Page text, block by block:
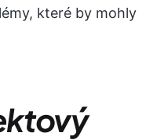
které by mohly